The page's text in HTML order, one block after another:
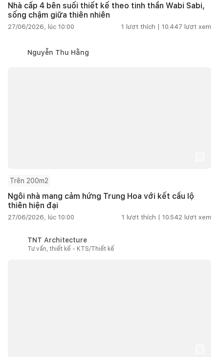
Nhà cấp 4 bên suối thiết kế theo tinh thần Wabi Sabi,
sống chậm giữa thiên nhiên
27/06/2026, lúc 10:00 1 lượt thích | 10.447 lượt xem
Nguyễn Thu Hằng
Trên 200m2
Ngôi nhà mang cảm hứng Trung Hoa với kết cấu lộ
thiên hiện đại
27/06/2026, lúc 10:00 1 lượt thích | 10.542 lượt xem
TNT Architecture
Tư vấn, thiết kế - KTS/Thiết kế